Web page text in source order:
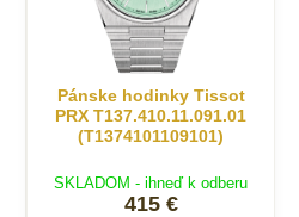
Pánske hodinky Tissot
PRX T137.410.11.091.01
(T1374101109101)
SKLADOM - ihneď k odberu
415 €